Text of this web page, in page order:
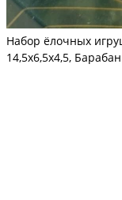
Набор ёлочных
14,5х6,5х4,5,